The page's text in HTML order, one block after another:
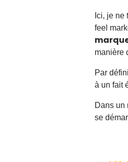
Ici, je
feel
manière
Par
à un fait
Dans un
se